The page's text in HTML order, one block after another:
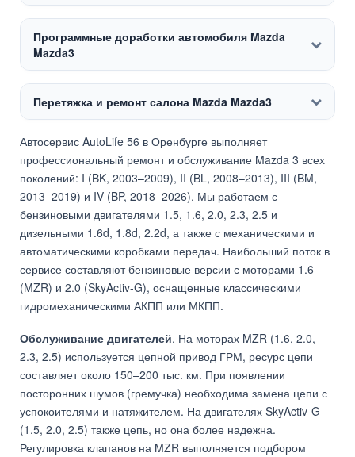
Программные доработки автомобиля Mazda
Mazda3
Перетяжка и ремонт салона Mazda Mazda3
Автосервис AutoLife 56 в Оренбурге выполняет
профессиональный ремонт и обслуживание Mazda 3 всех
поколений: I (BK, 2003–2009), II (BL, 2008–2013), III (BM,
2013–2019) и IV (BP, 2018–2026). Мы работаем с
бензиновыми двигателями 1.5, 1.6, 2.0, 2.3, 2.5 и
дизельными 1.6d, 1.8d, 2.2d, а также с механическими и
автоматическими коробками передач. Наибольший поток в
сервисе составляют бензиновые версии с моторами 1.6
(MZR) и 2.0 (SkyActiv-G), оснащенные классическими
гидромеханическими АКПП или МКПП.
Обслуживание двигателей. На моторах MZR (1.6, 2.0,
2.3, 2.5) используется цепной привод ГРМ, ресурс цепи
составляет около 150–200 тыс. км. При появлении
посторонних шумов (гремучка) необходима замена цепи с
успокоителями и натяжителем. На двигателях SkyActiv-G
(1.5, 2.0, 2.5) также цепь, но она более надежна.
Регулировка клапанов на MZR выполняется подбором